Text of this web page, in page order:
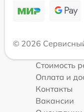
© 2026
Стоимость
Оплата и
Контакты
Вакансии